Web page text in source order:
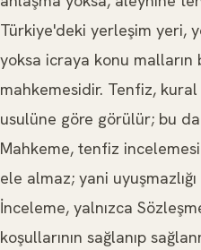
Türkiye'deki yerleşim yeri,
yoksa icraya konu malların
mahkemesidir. Tenfiz,
usulüne göre görülür; bu da
Mahkeme, tenfiz
ele almaz; yani
İnceleme, yalnızca
koşullarının sağlanıp